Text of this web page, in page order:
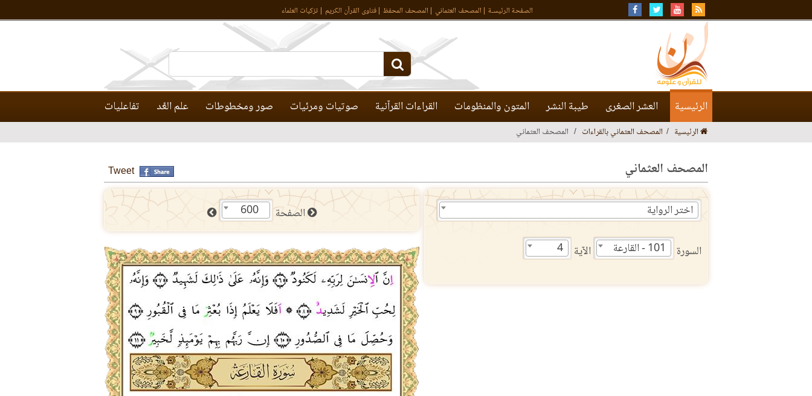
الصفحة الرئيسـة المصحف العثماني المصحف المحفظ فتاوى القرآن الكريم تزكيات العلماء
الرئيسية العشر الصغرى طيبة النشر المتون والمنظومات القراءات القرآنية صوتيات ومرئيات صور ومخطوطات علم العَّد تفاعليات
الرئيسية المصحف العثماني بالقراءات المصحف العثماني
المصحف العثماني Tweet
اختر الرواية
السورة 101 - القارعة الآية 4
الصفحة 600